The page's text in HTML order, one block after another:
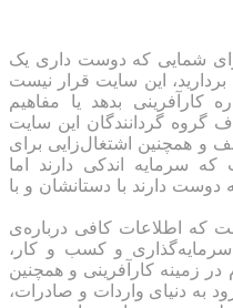
شمایی که دوست داری یک
این سایت قرار نیست
کارآفرینی بدهد یا مفاهیم
گروه گردانندگان این سایت
و همچنین اشتغال‌زایی برای
سرمایه اندکی دارند اما
دارند با دستانشان و با
که ‌اطلاعات کافی درباره‌ی
سرمایه‌گذاری و کسب و کار،
در زمینه کارآفرینی و همچنین
به دنیای واردات و صادرات،